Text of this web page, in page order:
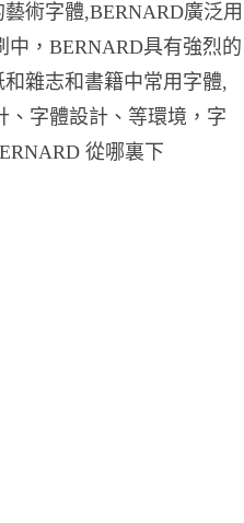
術字體,BERNARD廣泛用
，BERNARD具有強烈的
雜志和書籍中常用字體,
、字體設計、等環境，字
從哪裏下